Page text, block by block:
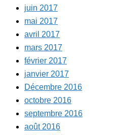
juin 2017
mai 2017
avril 2017
mars 2017
février 2017
janvier 2017
Décembre 2016
octobre 2016
septembre 2016
août 2016